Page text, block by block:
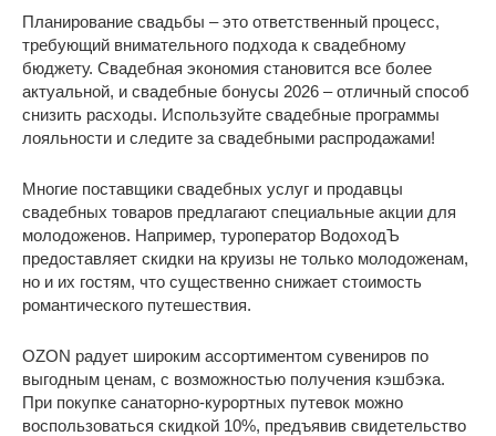
Планирование свадьбы – это ответственный процесс,
требующий внимательного подхода к свадебному
бюджету. Свадебная экономия становится все более
актуальной, и свадебные бонусы 2026 – отличный способ
снизить расходы. Используйте свадебные программы
лояльности и следите за свадебными распродажами!
Многие поставщики свадебных услуг и продавцы
свадебных товаров предлагают специальные акции для
молодоженов. Например, туроператор ВодоходЪ
предоставляет скидки на круизы не только молодоженам,
но и их гостям, что существенно снижает стоимость
романтического путешествия.
OZON радует широким ассортиментом сувениров по
выгодным ценам, с возможностью получения кэшбэка.
При покупке санаторно-курортных путевок можно
воспользоваться скидкой 10%, предъявив свидетельство